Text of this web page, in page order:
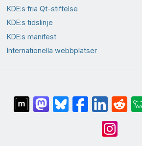
KDE:s fria Qt-stiftelse
KDE:s tidslinje
KDE:s manifest
Internationella webbplatser